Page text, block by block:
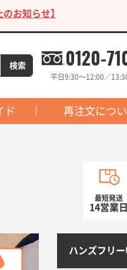
お知らせ】
0120-
平日9:30〜12:00／
ド 再注文につ
最短発送
14営業日
ハンズフリ